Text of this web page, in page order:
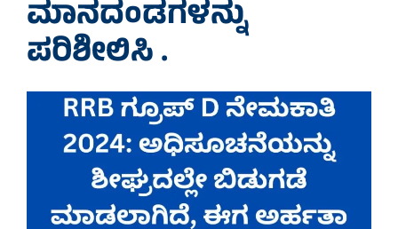
ಮಾನದಂಡಗಳನ್ನು
ಪರಿಶೀಲಿಸಿ .